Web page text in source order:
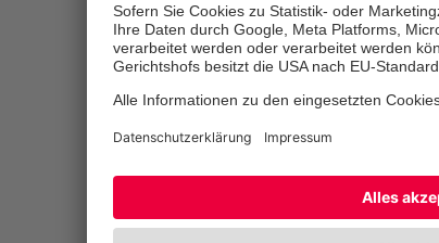
Telefonnummer
Ihre E-Mail-Adresse